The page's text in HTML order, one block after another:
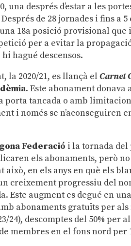
una després d’estar a les
de 28 jornades i fins a
18a posició provisional
per a evitar la
hagué descensos.
la 2020/21, es llançà elCarnet
. Este abonament
porta tancada o amb
i només se n’aconseguiren
Federació i la tornada del
els abonaments, però
això, en els anys en què els
creixement progressiu del
Este augment es degué en
abonaments gratuïts per als
24), descomptes del 50% per
membres en el fons nord per